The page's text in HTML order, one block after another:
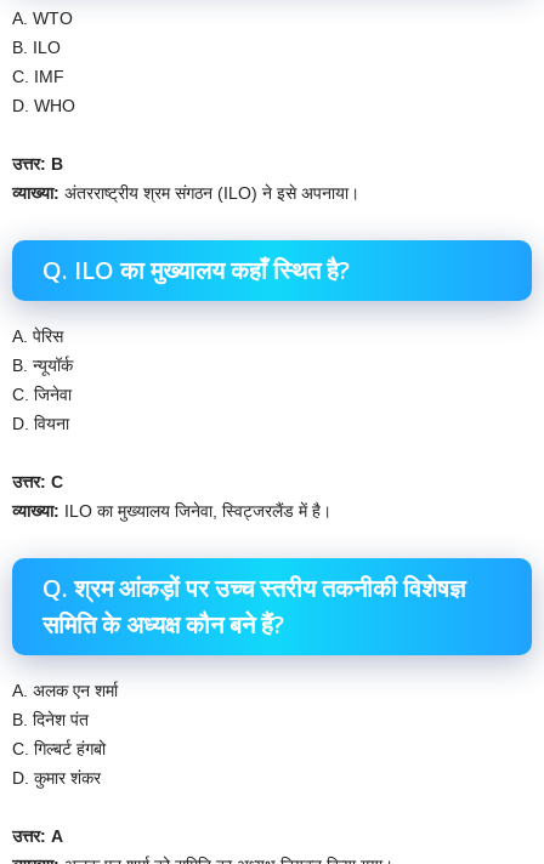
A. WTO
B. ILO
C. IMF
D. WHO
उत्तर: B
व्याख्या: अंतरराष्ट्रीय श्रम संगठन (ILO) ने इसे अपनाया।
Q. ILO का मुख्यालय कहाँ स्थित है?
A. पेरिस
B. न्यूयॉर्क
C. जिनेवा
D. वियना
उत्तर: C
व्याख्या: ILO का मुख्यालय जिनेवा, स्विट्जरलैंड में है।
Q. श्रम आंकड़ों पर उच्च स्तरीय तकनीकी विशेषज्ञ
समिति के अध्यक्ष कौन बने हैं?
A. अलक एन शर्मा
B. दिनेश पंत
C. गिल्बर्ट हंगबो
D. कुमार शंकर
उत्तर: A